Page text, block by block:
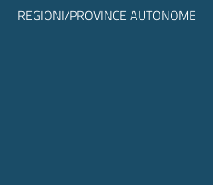
REGIONI/PROVINCE AUTONOME